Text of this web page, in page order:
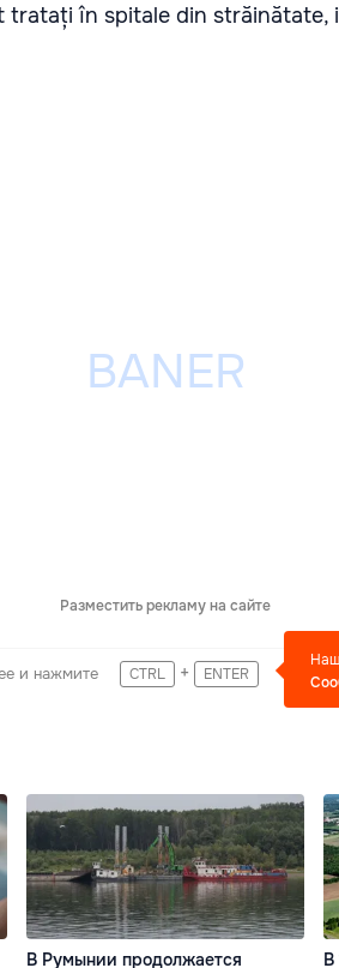
tratați în spitale din străinătate,
Разместить рекламу на сайте
и нажмите CTRL + ENTER
В Румынии продолжается
В